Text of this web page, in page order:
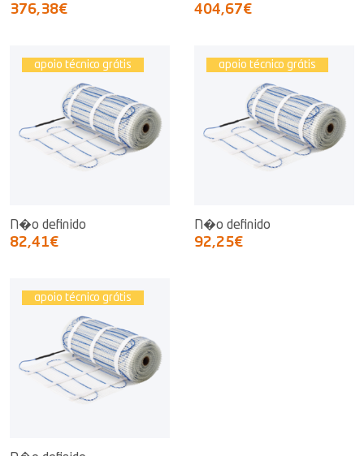
376,38€ 404,67€
apoio técnico grátis
N�o definido
82,41€
apoio técnico grátis
N�o definido
92,25€
apoio técnico grátis